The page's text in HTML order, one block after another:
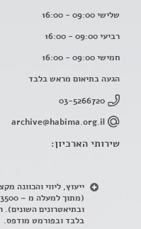
שלישי 09:00 - 16:00
רביעי 09:00 - 16:00
חמישי 09:00 - 16:00
הגעה בתיאום מראש בלבד
03-5266720
archive@habima.org.il
שירותי הארכיון:
ייעוץ, ליווי והכוונה
ובתיאטרונים
בלבד ובפורמט מודפס.